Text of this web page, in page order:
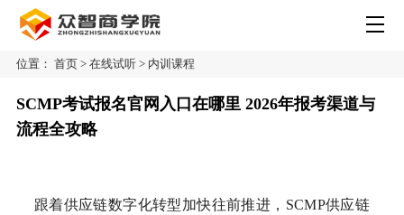
位置： 首页> 在线试听> 内训课程
SCMP考试报名官网入口在哪里 2026年报考渠道与
流程全攻略
跟着供应链数字化转型加快往前推进，SCMP供应链